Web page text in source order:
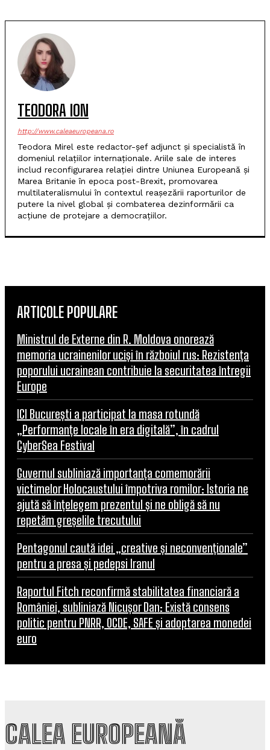
TEODORA ION
http://www.caleaeuropeana.ro
Teodora Mirel este redactor-șef adjunct și specialistă în
domeniul relațiilor internaționale. Ariile sale de interes
includ reconfigurarea relației dintre Uniunea Europeană și
Marea Britanie în epoca post-Brexit, promovarea
multilateralismului în contextul reașezării raporturilor de
putere la nivel global și combaterea dezinformării ca
acțiune de protejare a democrațiilor.
ARTICOLE POPULARE
Ministrul de Externe din R. Moldova onorează
memoria ucrainenilor uciși în războiul rus: Rezistența
poporului ucrainean contribuie la securitatea întregii
Europe
ICI București a participat la masa rotundă
„Performanțe locale în era digitală”, în cadrul
CyberSea Festival
Guvernul subliniază importanța comemorării
victimelor Holocaustului împotriva romilor: Istoria ne
ajută să înțelegem prezentul și ne obligă să nu
repetăm greșelile trecutului
Pentagonul caută idei „creative și neconvenționale”
pentru a presa și pedepsi Iranul
Raportul Fitch reconfirmă stabilitatea financiară a
României, subliniază Nicușor Dan: Există consens
politic pentru PNRR, OCDE, SAFE și adoptarea monedei
euro
CALEA EUROPEANĂ